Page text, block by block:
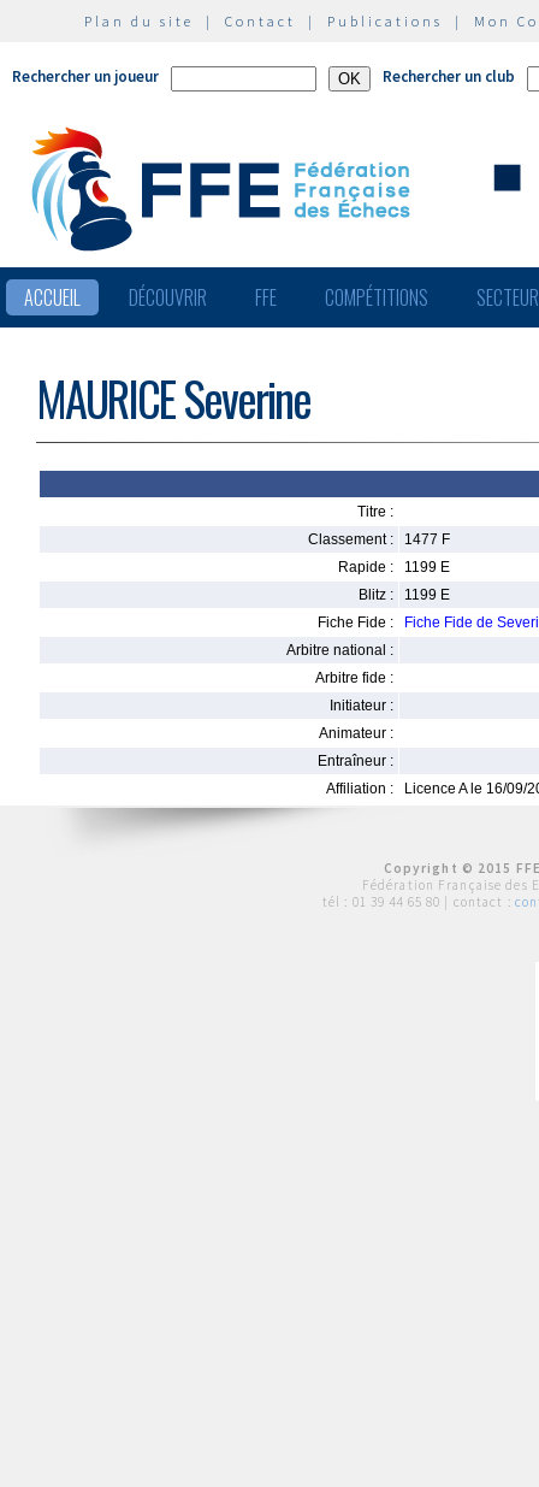
Plan du site | Contact | Publications | Mon
Rechercher un joueur Rechercher un club
ACCUEIL DÉCOUVRIR FFE COMPÉTITIONS
MAURICE Severine
Titre :
Classement :
1477 F
Rapide :
1199 E
Blitz :
1199 E
Fiche Fide :
Fiche Fide de
Arbitre national :
Arbitre fide :
Initiateur :
Animateur :
Entraîneur :
Affiliation :
Licence A le 16/09/
Copyright © 2015
Fédération Française des
tél : 01 39 44 65 80 | contact :